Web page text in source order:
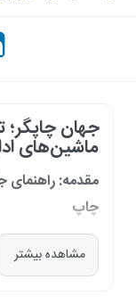
جهان
ماشین‌های
مقدمه: راهنمای
چاپ
در دنیای پرشتاب
فناوری‌های نوین
مشاهده بیشتر